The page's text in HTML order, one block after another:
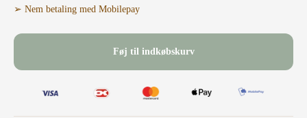
➢ Nem betaling med Mobilepay
Føj til indkøbskurv